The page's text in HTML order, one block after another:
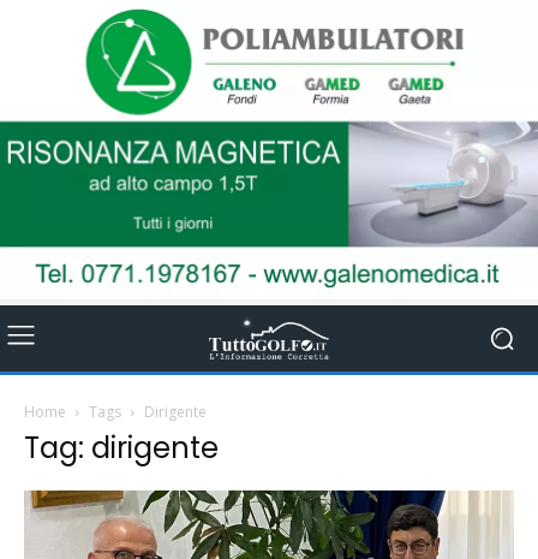
Home Tags Dirigente
Tag: dirigente